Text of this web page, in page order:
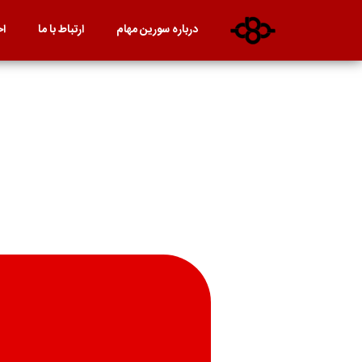
درباره سورین مهام ارتباط با ما